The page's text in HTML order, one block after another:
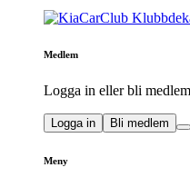
Medlem
Logga in eller bli
Logga in Bli medlem
Meny